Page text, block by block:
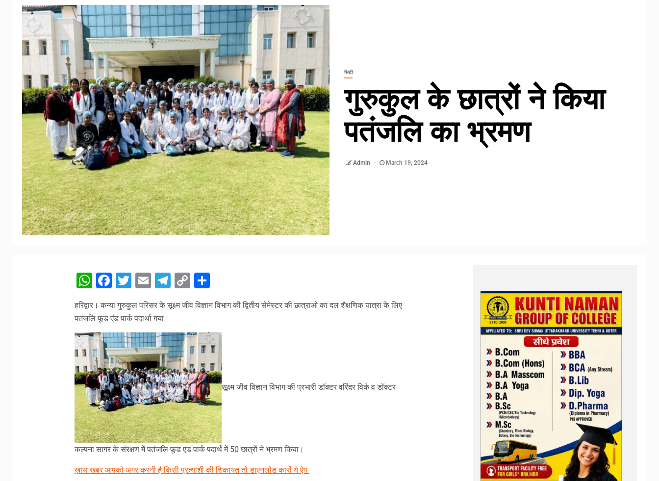
सिटी
गुरुकुल के छात्रों ने किया
पतंजलि का भ्रमण
Admin March 19, 2024
WhatsApp
Facebook
Twitter
EmailTelegram
Copy
Link
Share
हरिद्वार। कन्या गुरुकुल परिसर के सूक्ष्म जीव विज्ञान विभाग की द्वितीय सेमेस्टर की छात्राओ का दल शैक्षणिक यात्रा के लिए
पतंजलि फूड एंड पार्क पदार्था गया।
सूक्ष्म जीव विज्ञान विभाग की प्रभारी डॉक्टर वरिंदर विर्क व डॉक्टर
कल्पना सागर के संरक्षण में पतंजलि फूड एंड पार्क पदार्थ में 50 छात्रों ने भ्रमण किया।
ख़ास खबर आपको अगर करनी है किसी प्रत्याशी की शिकायत तो डाएनलोड कारों ये ऐप